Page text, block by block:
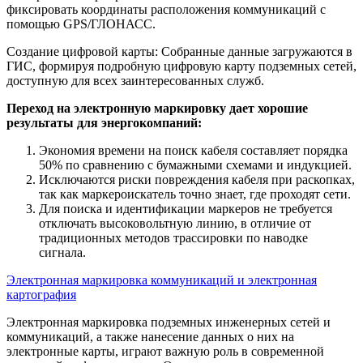
фиксировать координаты расположения коммуникаций с
помощью GPS/ГЛОНАСС.
Создание цифровой карты: Собранные данные загружаются в
ГИС, формируя подробную цифровую карту подземных сетей,
доступную для всех заинтересованных служб.
Переход на электронную маркировку дает хорошие
результаты для энергокомпаний:
Экономия времени на поиск кабеля составляет порядка
50% по сравнению с бумажными схемами и индукцией.
Исключаются риски повреждения кабеля при раскопках,
так как маркероискатель точно знает, где проходят сети.
Для поиска и идентификации маркеров не требуется
отключать высоковольтную линию, в отличие от
традиционных методов трассировки по наводке
сигнала.
Электронная маркировка коммуникаций и электронная
картография
Электронная маркировка подземных инженерных сетей и
коммуникаций, а также нанесение данных о них на
электронные карты, играют важную роль в современной